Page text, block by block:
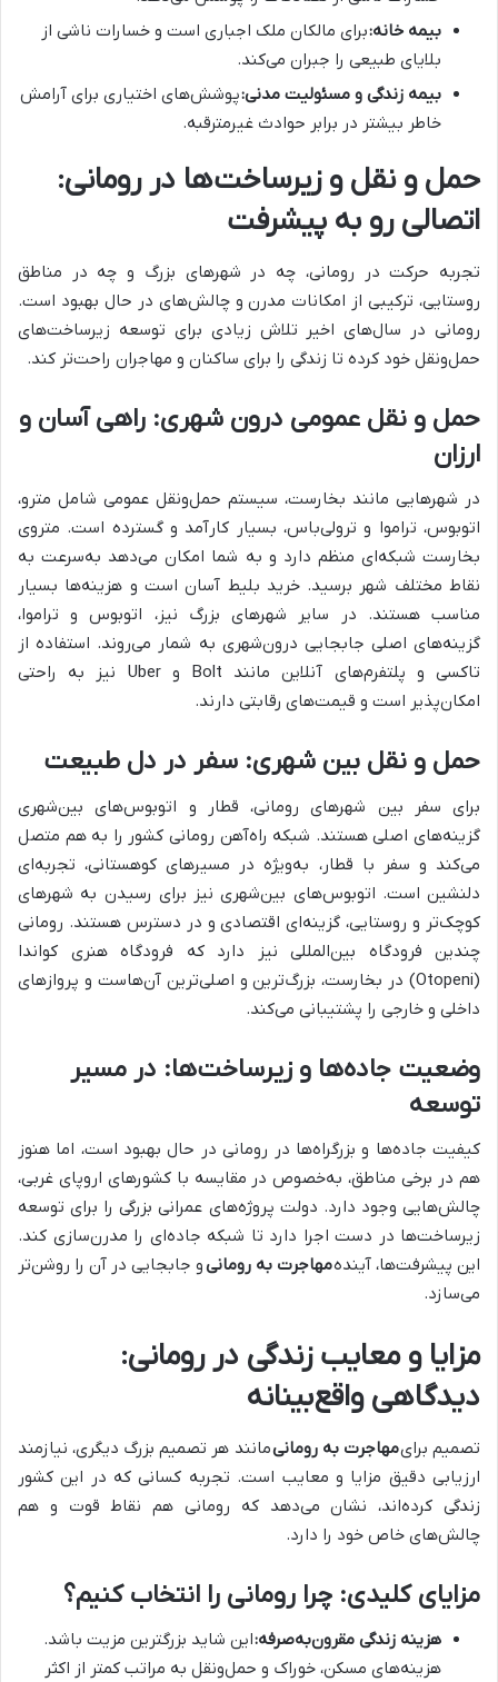
بیمه خانه:برای مالکان ملک اجباری است و خسارات ناشی از
بلایای طبیعی را جبران می‌کند.
بیمه زندگی و مسئولیت مدنی:پوشش‌های اختیاری برای آرامش
خاطر بیشتر در برابر حوادث غیرمترقبه.
حمل و نقل و زیرساخت‌ها در رومانی:
اتصالی رو به پیشرفت
تجربه حرکت در رومانی، چه در شهرهای بزرگ و چه در مناطق
روستایی، ترکیبی از امکانات مدرن و چالش‌های در حال بهبود است.
رومانی در سال‌های اخیر تلاش زیادی برای توسعه زیرساخت‌های
حمل‌ونقل خود کرده تا زندگی را برای ساکنان و مهاجران راحت‌تر کند.
حمل و نقل عمومی درون شهری: راهی آسان و
ارزان
در شهرهایی مانند بخارست، سیستم حمل‌ونقل عمومی شامل مترو،
اتوبوس، تراموا و ترولی‌باس، بسیار کارآمد و گسترده است. متروی
بخارست شبکه‌ای منظم دارد و به شما امکان می‌دهد به‌سرعت به
نقاط مختلف شهر برسید. خرید بلیط آسان است و هزینه‌ها بسیار
مناسب هستند. در سایر شهرهای بزرگ نیز، اتوبوس و تراموا،
گزینه‌های اصلی جابجایی درون‌شهری به شمار می‌روند. استفاده از
تاکسی و پلتفرم‌های آنلاین مانند Bolt و Uber نیز به راحتی
امکان‌پذیر است و قیمت‌های رقابتی دارند.
حمل و نقل بین شهری: سفر در دل طبیعت
برای سفر بین شهرهای رومانی، قطار و اتوبوس‌های بین‌شهری
گزینه‌های اصلی هستند. شبکه راه‌آهن رومانی کشور را به هم متصل
می‌کند و سفر با قطار، به‌ویژه در مسیرهای کوهستانی، تجربه‌ای
دلنشین است. اتوبوس‌های بین‌شهری نیز برای رسیدن به شهرهای
کوچک‌تر و روستایی، گزینه‌ای اقتصادی و در دسترس هستند. رومانی
چندین فرودگاه بین‌المللی نیز دارد که فرودگاه هنری کواندا
(Otopeni) در بخارست، بزرگ‌ترین و اصلی‌ترین آن‌هاست و پروازهای
داخلی و خارجی را پشتیبانی می‌کند.
وضعیت جاده‌ها و زیرساخت‌ها: در مسیر
توسعه
کیفیت جاده‌ها و بزرگراه‌ها در رومانی در حال بهبود است، اما هنوز
هم در برخی مناطق، به‌خصوص در مقایسه با کشورهای اروپای غربی،
چالش‌هایی وجود دارد. دولت پروژه‌های عمرانی بزرگی را برای توسعه
زیرساخت‌ها در دست اجرا دارد تا شبکه جاده‌ای را مدرن‌سازی کند.
این پیشرفت‌ها، آیندهمهاجرت به رومانیو جابجایی در آن را روشن‌تر
می‌سازد.
مزایا و معایب زندگی در رومانی:
دیدگاهی واقع‌بینانه
تصمیم برایمهاجرت به رومانیمانند هر تصمیم بزرگ دیگری، نیازمند
ارزیابی دقیق مزایا و معایب است. تجربه کسانی که در این کشور
زندگی کرده‌اند، نشان می‌دهد که رومانی هم نقاط قوت و هم
چالش‌های خاص خود را دارد.
مزایای کلیدی: چرا رومانی را انتخاب کنیم؟
هزینه زندگی مقرون‌به‌صرفه:این شاید بزرگترین مزیت باشد.
هزینه‌های مسکن، خوراک و حمل‌ونقل به مراتب کمتر از اکثر